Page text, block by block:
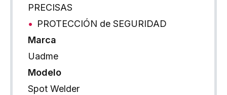
PRECISAS
PROTECCIÓN de SEGURIDAD
Marca
Uadme
Modelo
Spot Welder